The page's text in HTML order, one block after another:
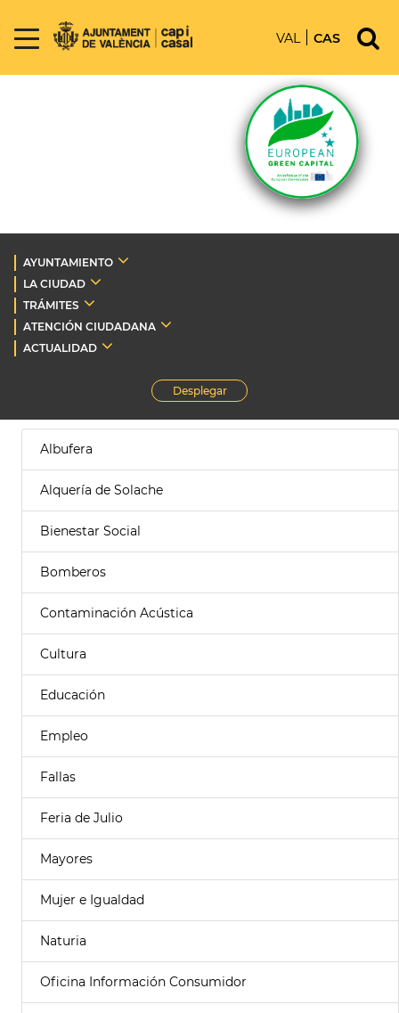
VAL CAS
AYUNTAMIENTO
LA CIUDAD
TRÁMITES
ATENCIÓN CIUDADANA
ACTUALIDAD
Desplegar
Albufera
Alquería de Solache
Bienestar Social
Bomberos
Contaminación Acústica
Cultura
Educación
Empleo
Fallas
Feria de Julio
Mayores
Mujer e Igualdad
Naturia
Oficina Información Consumidor